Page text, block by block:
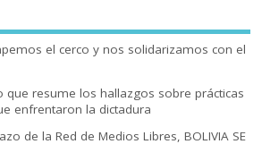
el cerco y nos solidarizamos con el
que resume los hallazgos sobre prácticas
enfrentaron la dictadura
de la Red de Medios Libres, BOLIVIA SE